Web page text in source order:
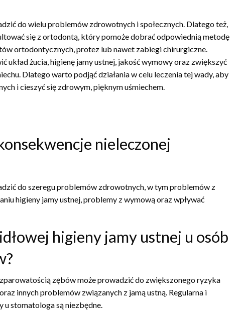
do wielu problemów zdrowotnych i społecznych. Dlatego też,
się z ortodontą, który pomoże dobrać odpowiednią metodę
ortodontycznych, protez lub nawet zabiegi chirurgiczne.
żucia, higienę jamy ustnej, jakość wymowy oraz zwiększyć
Dlatego warto podjąć działania w celu leczenia tej wady, aby
i cieszyć się zdrowym, pięknym uśmiechem.
nieleczonej
do szeregu problemów zdrowotnych, w tym problemów z
higieny jamy ustnej, problemy z wymową oraz wpływać
higieny jamy ustnej u osób
zębów może prowadzić do zwiększonego ryzyka
innych problemów związanych z jamą ustną. Regularna i
stomatologa są niezbędne.